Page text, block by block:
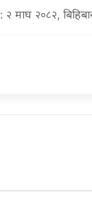
: २ माघ २०८२,